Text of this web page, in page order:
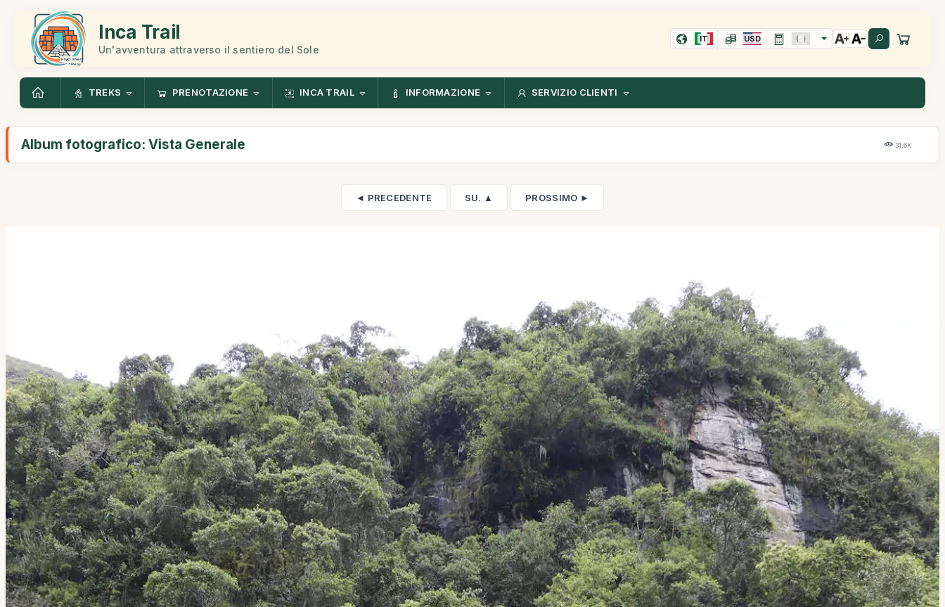
Inca Trail
Un'avventura attraverso il sentiero del Sole
IT USD
TREKS PRENOTAZIONE INCA TRAIL INFORMAZIONE SERVIZIO CLIENTI
Album fotografico: Vista Generale 31,6K
◄ PRECEDENTE SU. ▲ PROSSIMO ►